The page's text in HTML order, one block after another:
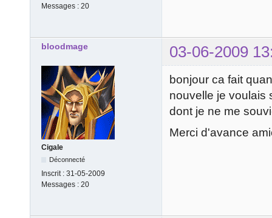
Messages : 20
bloodmage 03-06-2009
Cigale
Déconnecté
Inscrit : 31-05-2009
Messages : 20
bonjour ca fait
nouvelle je voulais
dont je ne me
Merci d'avance